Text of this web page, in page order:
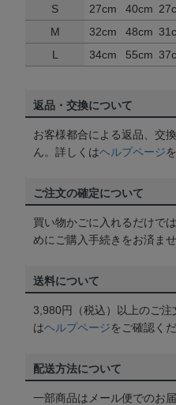
S
27cm 40cm
M
32cm 48cm
L
34cm 55cm
返品・交換について
お客様都合による返品、交
ん。詳しくはヘルプページ
ご注文の確定について
買い物かごに入れるだけで
めにご購入手続きをお済ませ
送料について
3,980円（税込）以上のご注
はヘルプページをご確認くだ
配送方法について
一部商品はメール便でのお